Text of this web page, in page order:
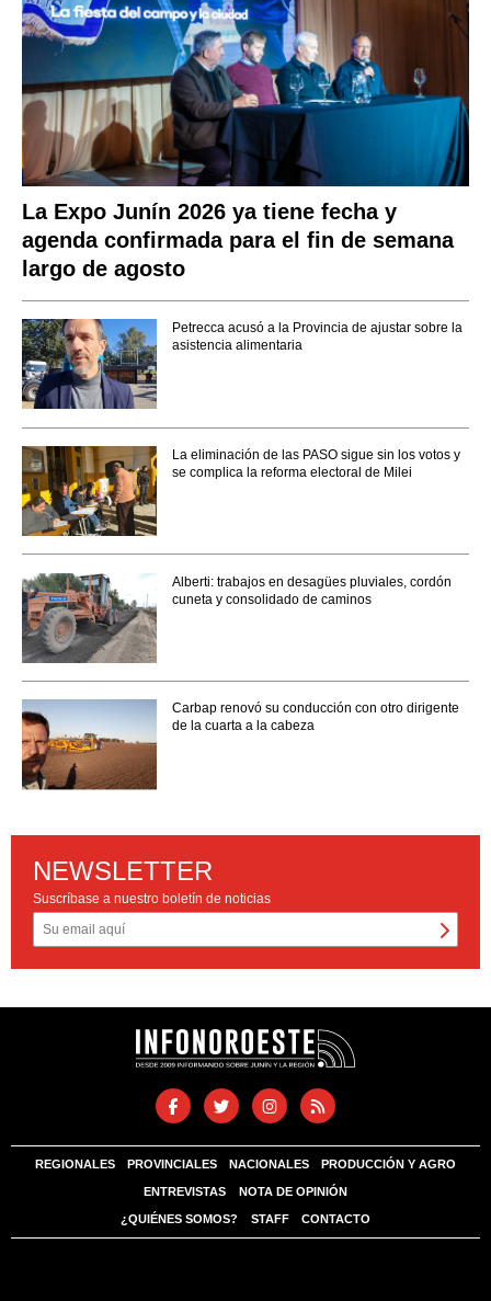
La Expo Junín 2026 ya tiene fecha y
agenda confirmada para el fin de semana
largo de agosto
Petrecca acusó a la Provincia de ajustar sobre la
asistencia alimentaria
La eliminación de las PASO sigue sin los votos y
se complica la reforma electoral de Milei
Alberti: trabajos en desagües pluviales, cordón
cuneta y consolidado de caminos
Carbap renovó su conducción con otro dirigente
de la cuarta a la cabeza
NEWSLETTER
Suscríbase a nuestro boletín de noticias
REGIONALES PROVINCIALES NACIONALES PRODUCCIÓN Y AGRO
ENTREVISTAS NOTA DE OPINIÓN
¿QUIÉNES SOMOS? STAFF CONTACTO